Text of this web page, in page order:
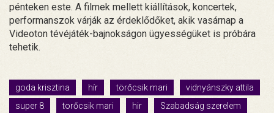
pénteken este. A filmek mellett kiállítások, koncertek,
performanszok várják az érdeklődőket, akik vasárnap a
Videoton tévéjáték-bajnokságon ügyességüket is próbára
tehetik.
goda krisztina hír törőcsik mari
vidnyánszky attila
super 8
torőcsik mari hir Szabadság szerelem